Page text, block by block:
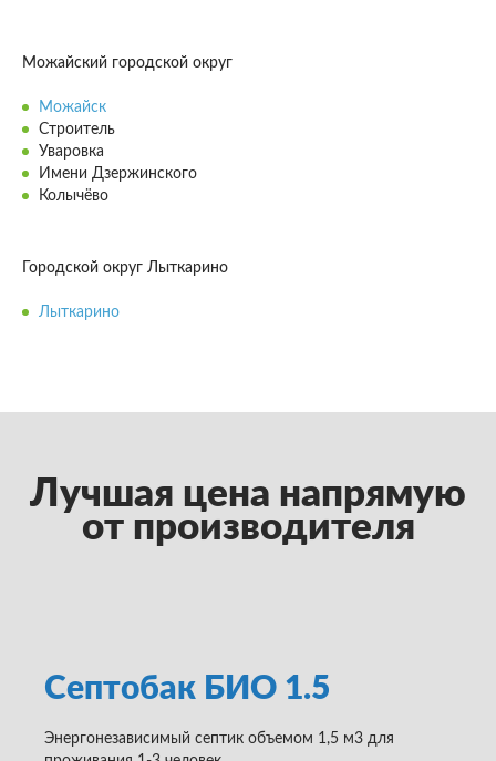
Можайский городской округ
Можайск
Строитель
Уваровка
Имени Дзержинского
Колычёво
Городской округ Лыткарино
Лыткарино
Лучшая цена напрямую
от производителя
Септобак БИО 1.5
Энергонезависимый септик объемом 1,5 м3 для